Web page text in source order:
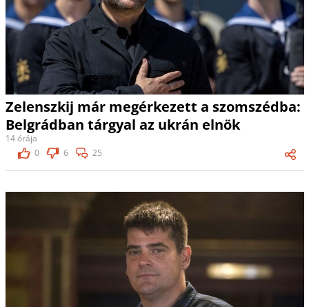
Zelenszkij már megérkezett a szomszédba:
Belgrádban tárgyal az ukrán elnök
14 órája
0
6 25